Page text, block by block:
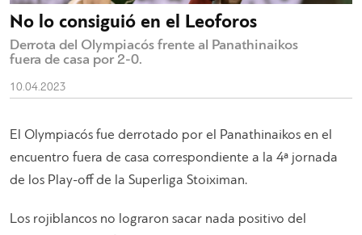
No lo consiguió en el Leoforos
Derrota del Olympiacós frente al Panathinaikos
fuera de casa por 2-0.
10.04.2023
El Olympiacós fue derrotado por el Panathinaikos en el
encuentro fuera de casa correspondiente a la 4ª jornada
de los Play-off de la Superliga Stoiximan.
Los rojiblancos no lograron sacar nada positivo del